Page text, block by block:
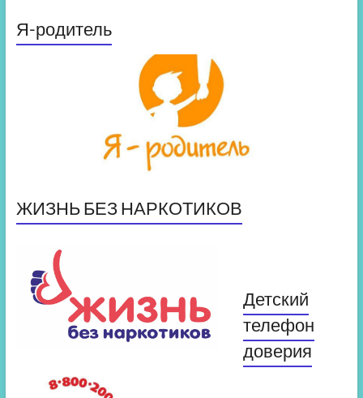
Я-родитель
ЖИЗНЬ БЕЗ НАРКОТИКОВ
Детский
телефон
доверия